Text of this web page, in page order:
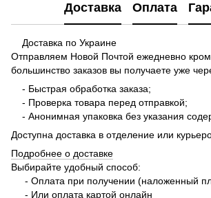
Доставка Оплата
Доставка по Украине
Отправляем Новой Почтой ежедневно
большинство заказов вы получаете уже
- Быстрая обработка заказа;
- Проверка товара перед отправкой;
- Анонимная упаковка без указания
Доступна доставка в отделение или
Подробнее о доставке
Выбирайте удобный способ:
- Оплата при получении (наложенный
- Или оплата картой онлайн